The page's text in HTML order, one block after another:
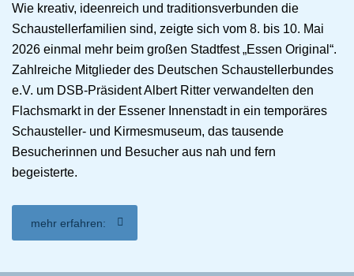
Wie kreativ, ideenreich und traditionsverbunden die
Schaustellerfamilien sind, zeigte sich vom 8. bis 10. Mai
2026 einmal mehr beim großen Stadtfest „Essen Original“.
Zahlreiche Mitglieder des Deutschen Schaustellerbundes
e.V. um DSB-Präsident Albert Ritter verwandelten den
Flachsmarkt in der Essener Innenstadt in ein temporäres
Schausteller- und Kirmesmuseum, das tausende
Besucherinnen und Besucher aus nah und fern
begeisterte.
mehr erfahren: